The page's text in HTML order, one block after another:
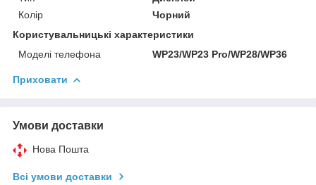
Колір
Чорний
Користувальницькі характеристики
Моделі телефона
WP23/WP23 Pro/WP28/WP36
Приховати
Умови доставки
Нова Пошта
Всі умови доставки